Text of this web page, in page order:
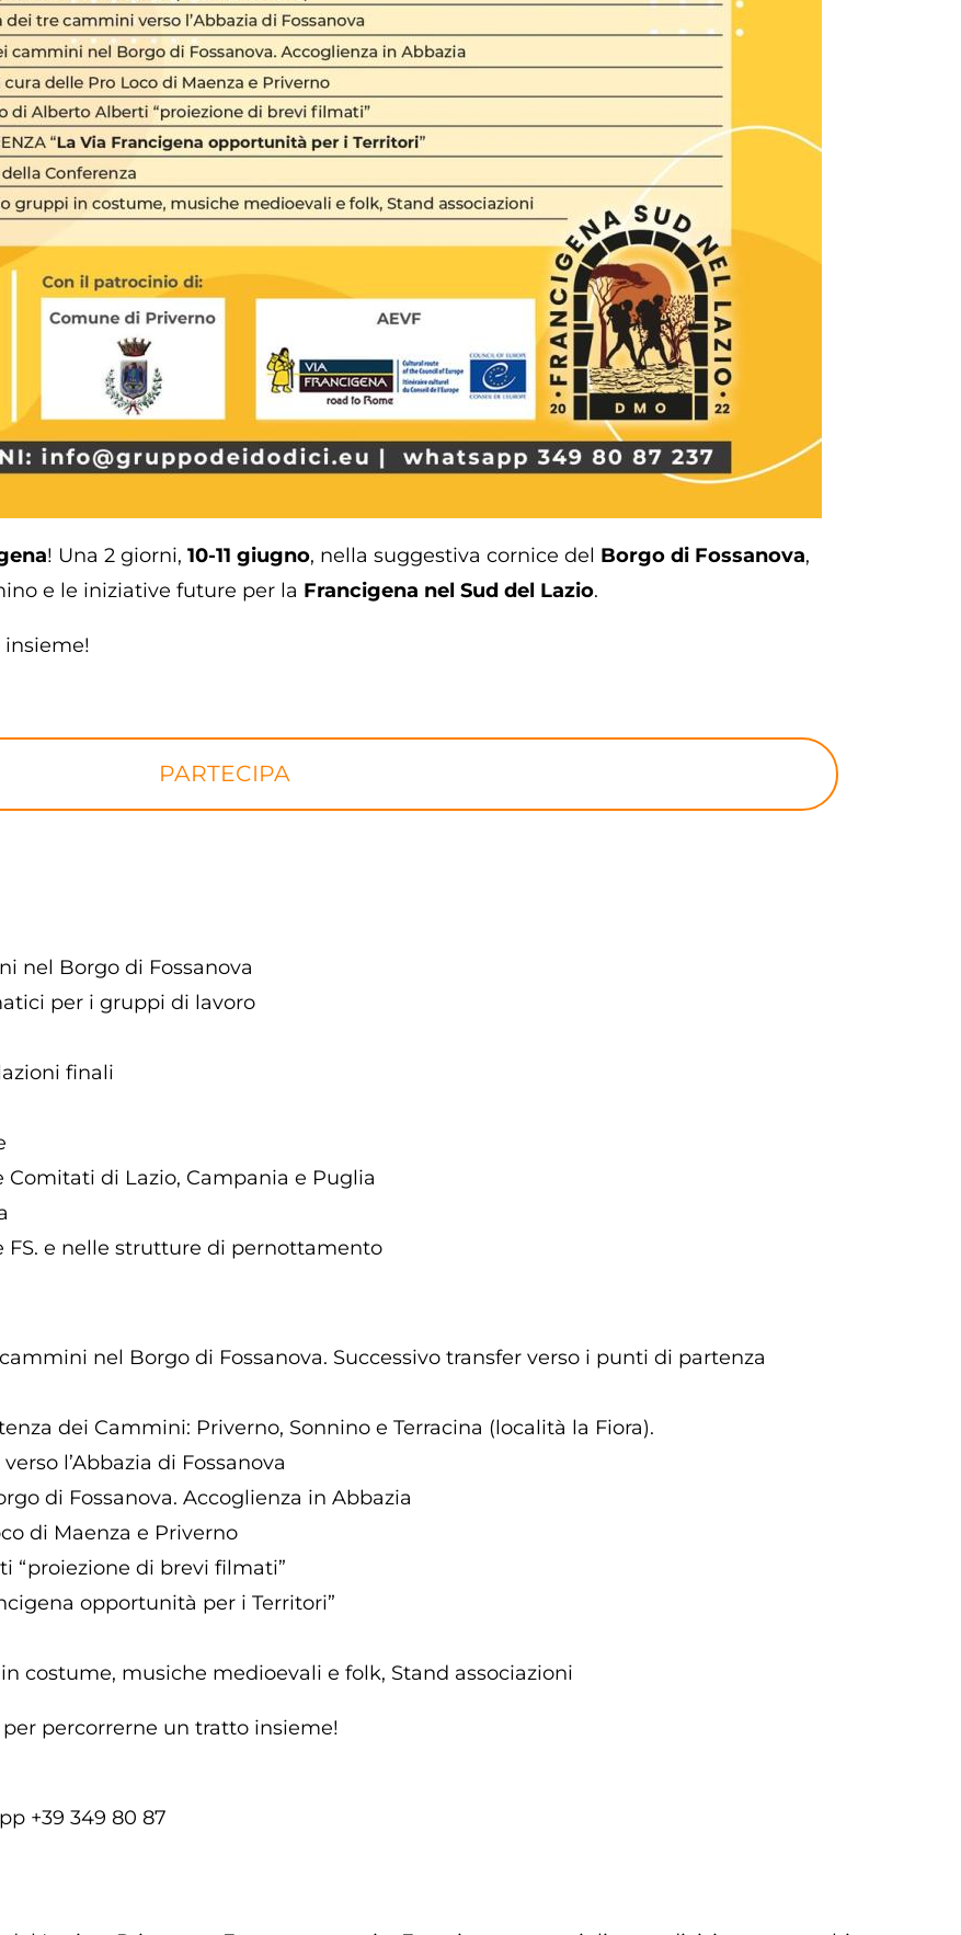
! Una 2 giorni, 10-11 giugno, nella suggestiva cornice del Borgo di Fossanova,
e le iniziative future per la Francigena nel Sud del Lazio.
PARTECIPA
nel Borgo di Fossanova
per i gruppi di lavoro
finali
di Lazio, Campania e Puglia
FS. e nelle strutture di pernottamento
nel Borgo di Fossanova. Successivo transfer verso i punti di partenza
dei Cammini: Priverno, Sonnino e Terracina (località la Fiora).
l’Abbazia di Fossanova
di Fossanova. Accoglienza in Abbazia
di Maenza e Priverno
“proiezione di brevi filmati”
opportunità per i Territori”
costume, musiche medioevali e folk, Stand associazioni
percorrerne un tratto insieme!
+39 349 80 87